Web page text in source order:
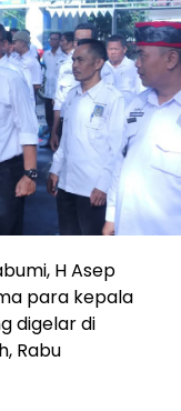
H Asep
para kepala
digelar di
Rabu